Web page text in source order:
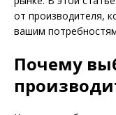
от производителя,
вашим
Почему